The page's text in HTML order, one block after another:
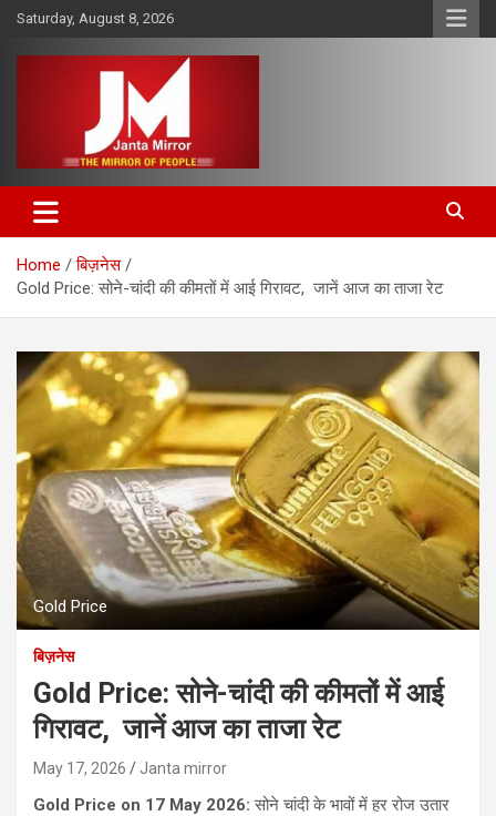
Skip
content
Saturday, August 8, 2026
Janta Mirror
Home
बिज़नेस
Gold Price: सोने-चांदी की कीमतों में आई गिरावट, जानें आज का ताजा रेट
Gold Price
बिज़नेस
Gold Price: सोने-चांदी की कीमतों में आई
गिरावट, जानें आज का ताजा रेट
May 17, 2026 Janta mirror
Gold Price on 17 May 2026: सोने चांदी के भावों में हर रोज उतार